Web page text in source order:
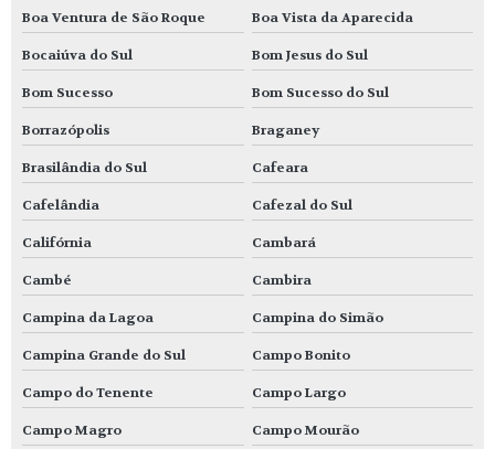
Boa Ventura de São Roque Boa Vista da Aparecida
Bocaiúva do Sul Bom Jesus do Sul
Bom Sucesso Bom Sucesso do Sul
Borrazópolis Braganey
Brasilândia do Sul Cafeara
Cafelândia Cafezal do Sul
Califórnia Cambará
Cambé Cambira
Campina da Lagoa Campina do Simão
Campina Grande do Sul Campo Bonito
Campo do Tenente Campo Largo
Campo Magro Campo Mourão